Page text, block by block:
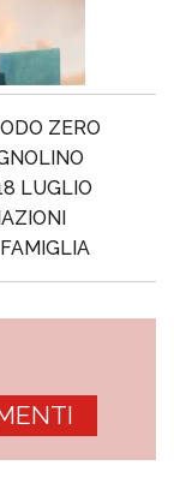
ZERO
LUGLIO
FAMIGLIA